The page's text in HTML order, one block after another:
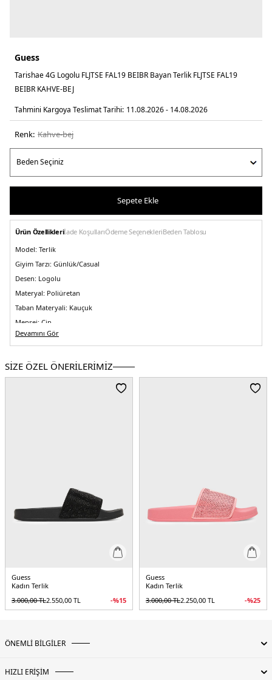
Guess
Tarishae 4G Logolu FLJTSE FAL19 BEIBR Bayan Terlik FLJTSE FAL19
BEIBR KAHVE-BEJ
Tahmini Kargoya Teslimat Tarihi: 11.08.2026 - 14.08.2026
Renk: kahve-bej
Sepete Ekle
Ürün Özellikleriİade KoşullarıÖdeme SeçenekleriBeden Tablosu
Model: Terlik
Giyim Tarzı: Günlük/Casual
Desen: Logolu
Materyal: Poliüretan
Taban Materyali: Kauçuk
Menşei: Çin
5DE2FLJTSEFAL19BEIBR.108
Devamını Gör
SİZE ÖZEL ÖNERİLERİMİZ
Guess
Kadın Terlik
3.000,00TL2.550,00 TL -%15
Guess
Kadın Terlik
3.000,00TL2.250,00 TL -%25
ÖNEMLİ BİLGİLER
HIZLI ERİŞİM